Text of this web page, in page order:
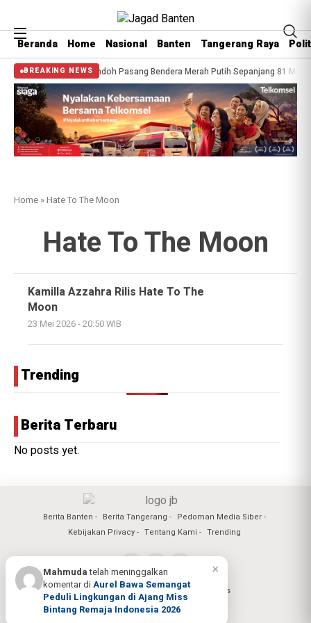
Beranda Home Nasional Banten Tangerang Raya
BREAKING NEWS
Warga Kelurahan Cipondoh Pasang Bendera Merah Putih Sepanjang 81 Meter
Home »Hate To The Moon
Hate To The Moon
Kamilla Azzahra Rilis Hate To The
Moon
23 Mei 2026 - 20:50 WIB
Trending
Berita Terbaru
No posts yet.
Berita Banten Berita Tangerang
Pedoman Media Siber
Kebijakan Privacy
Tentang Kami Trending
Copyright @2026 Jagad Banten All Rights
Reserved
×
Mahmudatelah meninggalkan
komentar diAurel Bawa Semangat
Peduli Lingkungan di Ajang Miss
Bintang Remaja Indonesia 2026